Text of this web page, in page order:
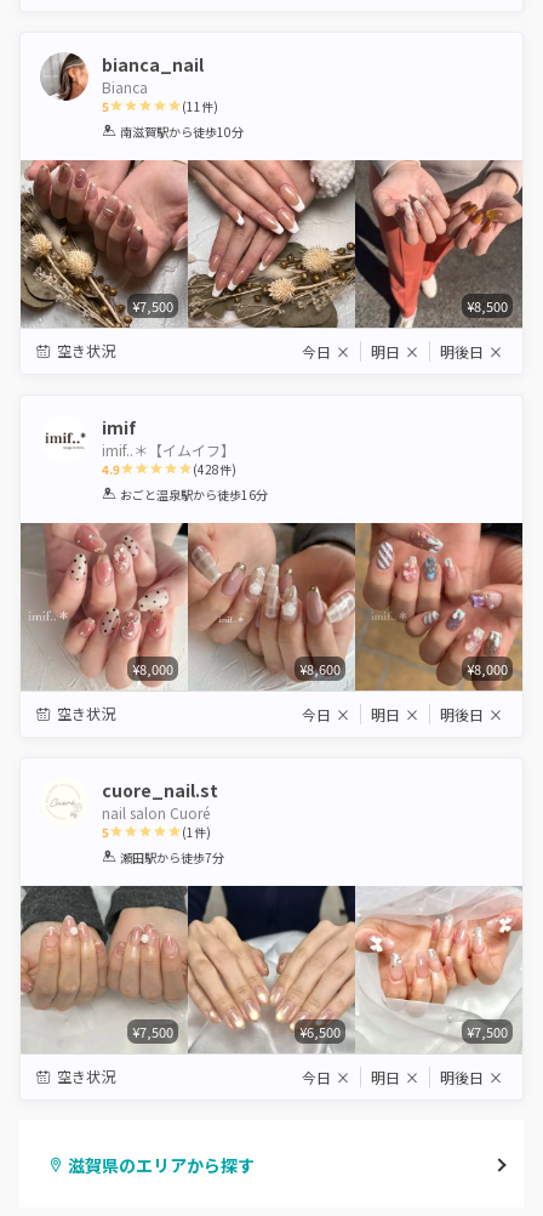
bianca_nail
Bianca
5
1 2 3 4 5
(11件)
南滋賀駅から徒歩10分
¥7,500 ¥8,500
空き状況 今日 × 明日 × 明後日 ×
imif
imif..＊【イムイフ】
4.9
1 2 3 4 5
(428件)
おごと温泉駅から徒歩16分
¥8,000 ¥8,600 ¥8,000
空き状況 今日 × 明日 × 明後日 ×
cuore_nail.st
nail salon Cuoré
5
1 2 3 4 5
(1件)
瀬田駅から徒歩7分
¥7,500 ¥6,500 ¥7,500
空き状況 今日 × 明日 × 明後日 ×
滋賀県のエリアから探す